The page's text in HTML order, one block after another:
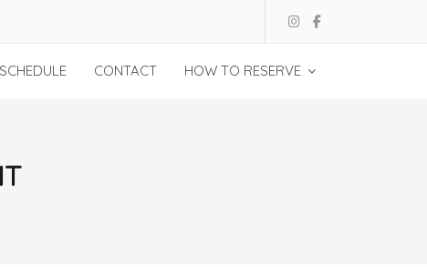
SCHEDULE CONTACT HOW TO RESERVE